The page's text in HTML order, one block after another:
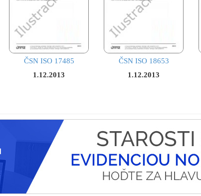
ČSN ISO 17485
1.12.2013
ČSN ISO 18653
1.12.2013